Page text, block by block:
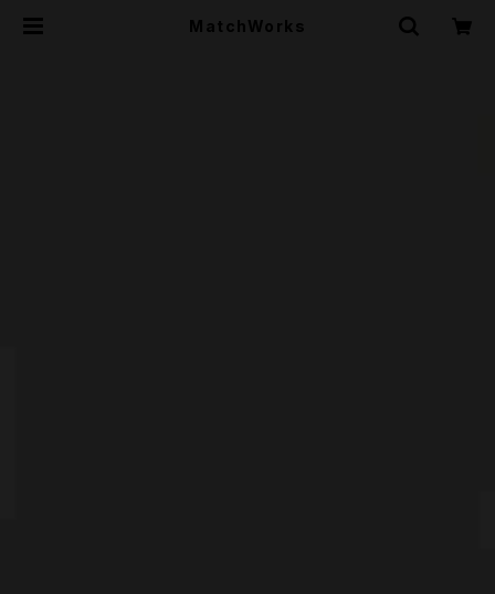
MatchWorks